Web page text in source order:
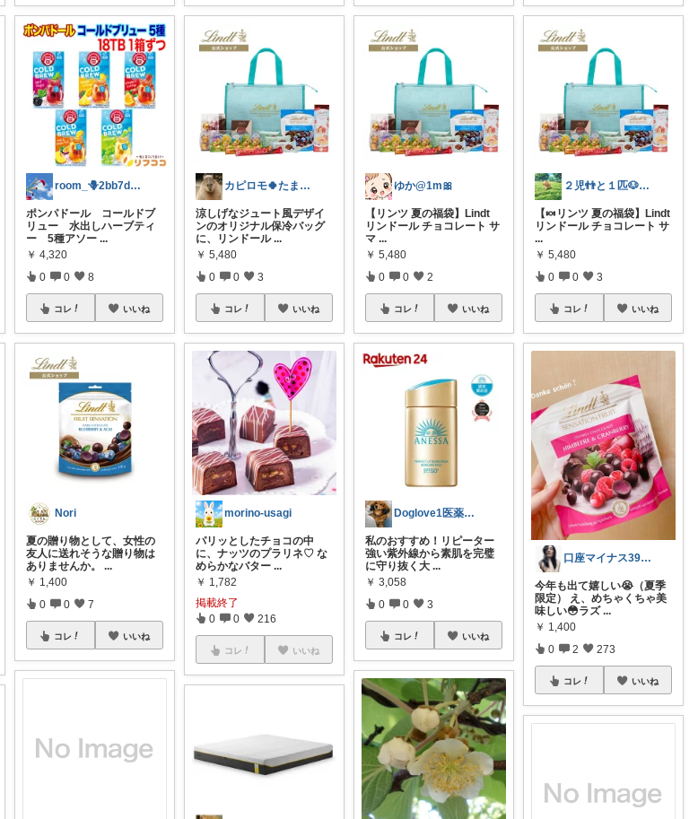
room_🪻2bb7d8bc05
ポンパドール コールドブ
リュー 水出しハーブティ
ー 5種アソー ...
￥ 4,320
0 0 8
コレ いいね
Nori
夏の贈り物として、女性の
友人に送れそうな贈り物は
ありませんか。
...
￥ 1,400
0 0 7
コレ いいね
カピロモ🍀たまにくすっと笑えるーむ🐾
涼しげなジュート風デザイ
ンのオリジナル保冷バッグ
に、リンドール ...
￥ 5,480
0 0 3
コレ いいね
morino-usagi
パリッとしたチョコの中
に、ナッツのプラリネ♡ な
めらかなバター ...
￥ 1,782
掲載終了
0 0 216
コレ いいね
ゆか@1m🎀
【リンツ 夏の福袋】Lindt
リンドール チョコレート サ
マ ...
￥ 5,480
0 0 2
コレ いいね
Doglove1医薬品登録販売者おすすめ
私のおすすめ！リピーター
強い紫外線から素肌を完璧
に守り抜く大 ...
￥ 3,058
0 0 3
コレ いいね
２児👬と１匹🐶ママ
【🍬リンツ 夏の福袋】Lindt
リンドール チョコレート サ
...
￥ 5,480
0 0 3
コレ いいね
口座マイナス39万からの幸せ探し🌸
今年も出て嬉しい😭（夏季
限定） え、めちゃくちゃ美
味しい😳ラズ ...
￥ 1,400
0 2 273
コレ いいね